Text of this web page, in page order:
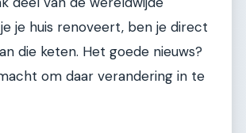
je huis renoveert, ben je direct
die keten. Het goede nieuws?
om daar verandering in te